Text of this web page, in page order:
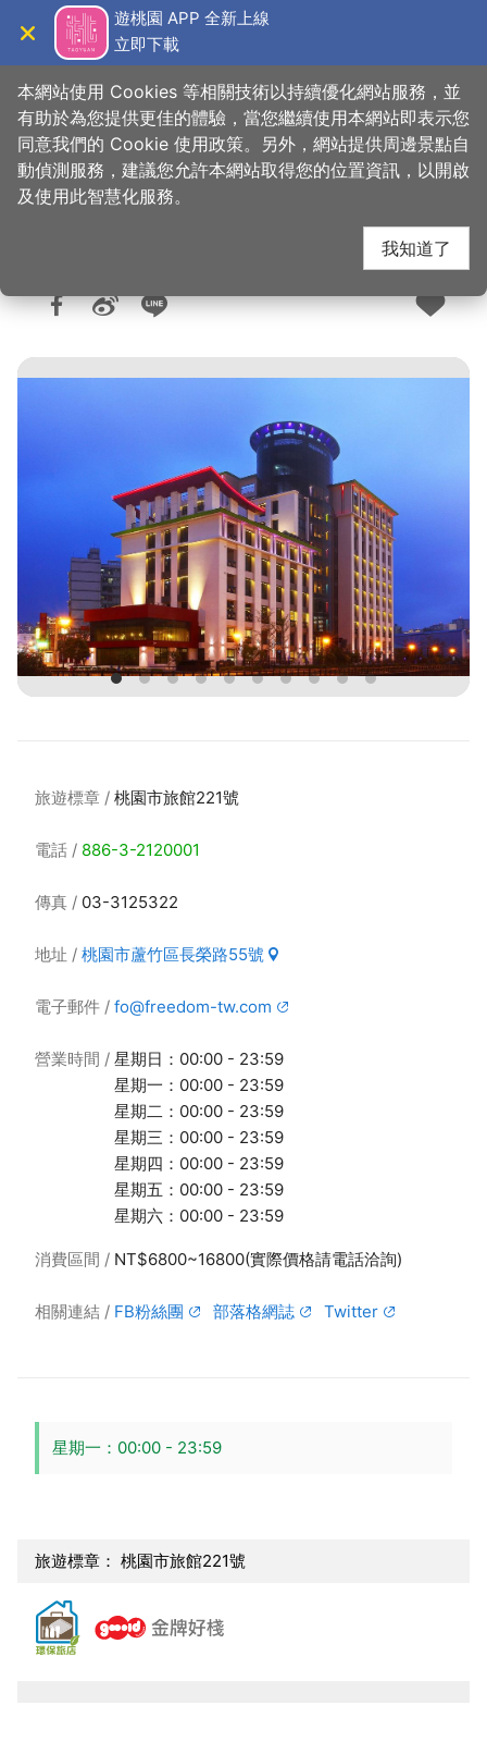
主
遊桃園 APP 全新上線
立即下載
首頁 > 想去的地方 > 住宿 > 旅館與民宿
富立登國際大飯店
人氣：2.1萬
旅遊標章 桃園市旅館221號
電話 886-3-2120001
傳真 03-3125322
地址 桃園市蘆竹區長榮路55號
電子郵件 fo@freedom-tw.com
營業時間
星期日：00:00 - 23:59
星期一：00:00 - 23:59
星期二：00:00 - 23:59
星期三：00:00 - 23:59
星期四：00:00 - 23:59
星期五：00:00 - 23:59
星期六：00:00 - 23:59
消費區間 NT$6800~16800(實際價格請電話洽詢)
相關連結 FB粉絲團 部落格網誌 Twitter
星期一：00:00 - 23:59
旅遊標章： 桃園市旅館221號
本網站使用 Cookies 等相關技術以持續優化網站服務，並
有助於為您提供更佳的體驗，當您繼續使用本網站即表示您
同意我們的 Cookie 使用政策。另外，網站提供周邊景點自
動偵測服務，建議您允許本網站取得您的位置資訊，以開啟
及使用此智慧化服務。
我知道了